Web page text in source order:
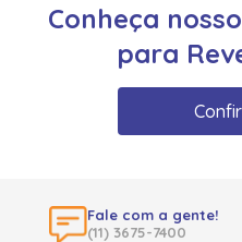
Conheça
para
Fale com a gente!
(11) 3675-7400